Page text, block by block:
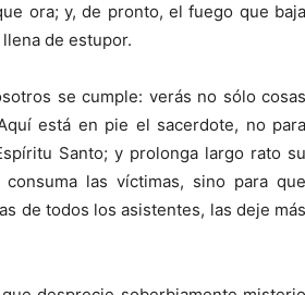
ora; y, de pronto, el fuego que baja
de estupor.
se cumple: verás no sólo cosas
está en pie el sacerdote, no para
Santo; y prolonga largo rato su
las víctimas, sino para que
de todos los asistentes, las deje más